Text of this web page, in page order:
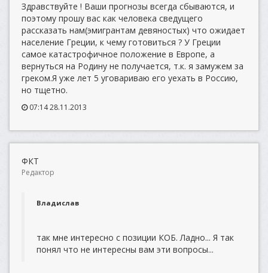
Здравствуйте ! Ваши прогнозы всегда сбываются, и
поэтому прошу вас как человека сведущего
рассказать нам(эмигрантам девяностых) что ожидает
население Греции, к чему готовиться ? У Греции
самое катастрофичное положение в Европе, а
вернуться на Родину не получается, т.к. я замужем за
греком.Я уже лет 5 уговариваю его уехать в Россию,
но тщетно.
07:14 28.11.2013
ФКТ
Редактор
Владислав
так мне интересно с позиции КОБ. Ладно... Я так
понял что не интересны вам эти вопросы...